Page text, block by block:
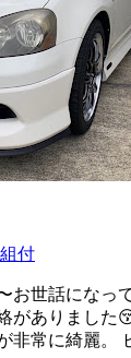
付
お世話になっ
がありました
非常に綺麗。